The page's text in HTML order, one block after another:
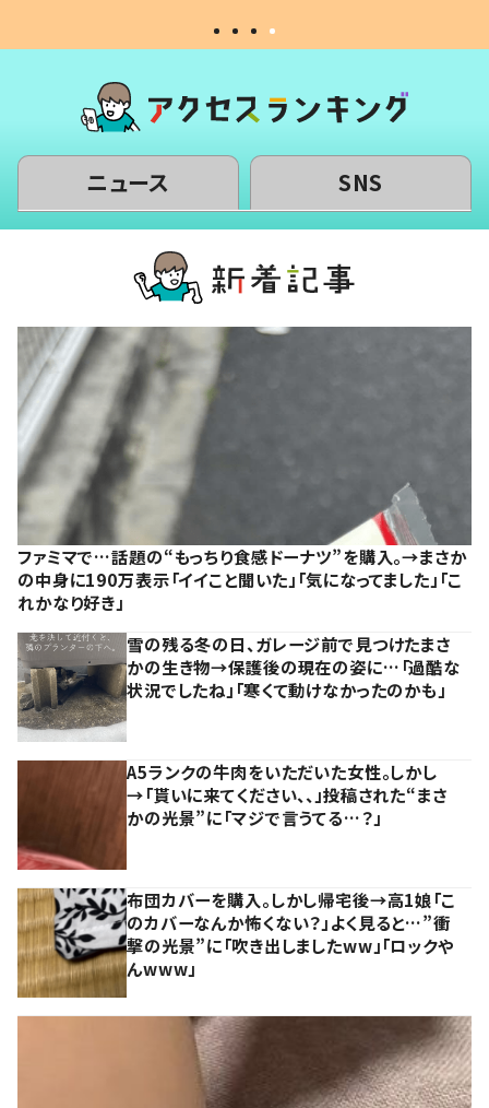
ニュース SNS
ファミマで…話題の“もっちり食感ドーナツ”を購入。→まさか
の中身に190万表示「イイこと聞いた」「気になってました」「こ
れかなり好き」
雪の残る冬の日、ガレージ前で見つけたまさ
かの生き物→保護後の現在の姿に…「過酷な
状況でしたね」「寒くて動けなかったのかも」
A5ランクの牛肉をいただいた女性。しかし
→「貰いに来てください、、」投稿された“まさ
かの光景”に「マジで言うてる…？」
布団カバーを購入。しかし帰宅後→高1娘「こ
のカバーなんか怖くない？」よく見ると…”衝
撃の光景”に「吹き出しましたww」「ロックや
んwww」